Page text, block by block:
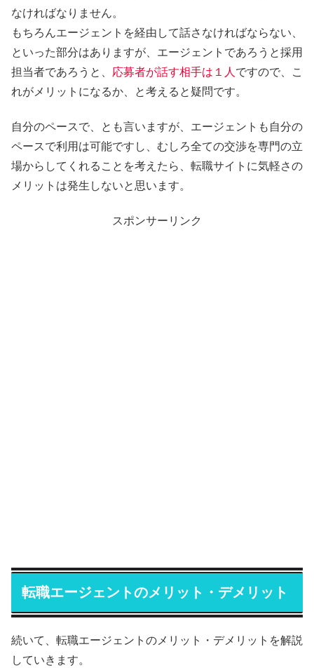
なければなりません。
もちろんエージェントを経由して話さなければならない、
といった部分はありますが、エージェントであろうと採用
担当者であろうと、 応募者が話す相手は１人 ですので、こ
れがメリットになるか、と考えると疑問です。
自分のペースで、とも言いますが、エージェントも自分の
ペースで利用は可能ですし、むしろ全ての交渉を専門の立
場からしてくれることを考えたら、転職サイトに気軽さの
メリットは発生しないと思います。
スポンサーリンク
転職エージェントのメリット・デメリット
続いて、転職エージェントのメリット・デメリットを解説
していきます。